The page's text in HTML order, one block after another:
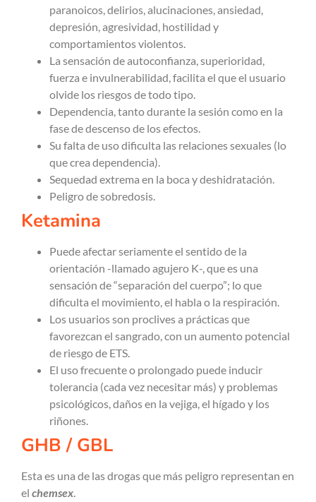
paranoicos, delirios, alucinaciones, ansiedad,
depresión, agresividad, hostilidad y
comportamientos violentos.
La sensación de autoconfianza, superioridad,
fuerza e invulnerabilidad, facilita el que el usuario
olvide los riesgos de todo tipo.
Dependencia, tanto durante la sesión como en la
fase de descenso de los efectos.
Su falta de uso dificulta las relaciones sexuales (lo
que crea dependencia).
Sequedad extrema en la boca y deshidratación.
Peligro de sobredosis.
Ketamina
Puede afectar seriamente el sentido de la
orientación -llamado agujero K-, que es una
sensación de “separación del cuerpo”; lo que
dificulta el movimiento, el habla o la respiración.
Los usuarios son proclives a prácticas que
favorezcan el sangrado, con un aumento potencial
de riesgo de ETS.
El uso frecuente o prolongado puede inducir
tolerancia (cada vez necesitar más) y problemas
psicológicos, daños en la vejiga, el hígado y los
riñones.
GHB / GBL
Esta es una de las drogas que más peligro representan en
el chemsex